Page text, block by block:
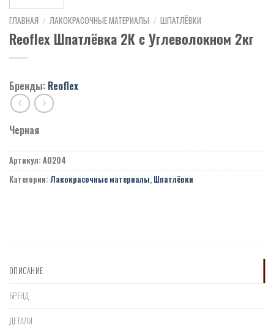
ГЛАВНАЯ / ЛАКОКРАСОЧНЫЕ МАТЕРИАЛЫ / ШПАТЛЁВКИ
Reoflex Шпатлёвка 2К с Углеволокном 2кг
Бренды: Reoflex
Черная
Артикул: A0204
Категории: Лакокрасочные материалы, Шпатлёвки
ОПИСАНИЕ
БРЕНД
ДЕТАЛИ